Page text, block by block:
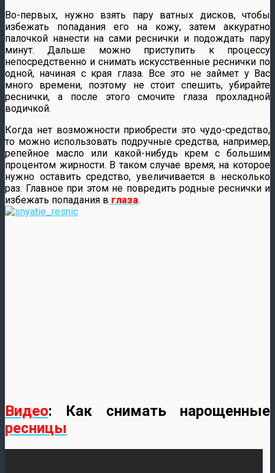
Во-первых, нужно взять пару ватных дисков, чтобы
избежать попадания его на кожу, затем аккуратно
палочкой нанести на сами реснички и подождать пару
минут. Дальше можно приступить к процессу
непосредственно и снимать искусственные реснички по
одной, начиная с края глаза. Все это не займет у Вас
много времени, поэтому не стоит спешить, убирайте
реснички, а после этого смочите глаза прохладной
водичкой.
Когда нет возможности приобрести это чудо-средство,
то можно использовать подручные средства, например,
репейное масло или какой-нибудь крем с большим
процентом жирности. В таком случае время, на которое
нужно оставить средство, увеличивается в несколько
раз. Главное при этом не повредить родные реснички и
избежать попадания в глаза.
Видео: Как снимать нарощенные
ресницы